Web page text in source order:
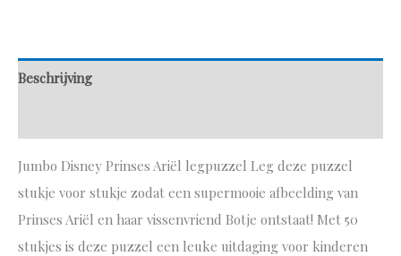
Beschrijving
Jumbo Disney Prinses Ariël legpuzzel Leg deze puzzel
stukje voor stukje zodat een supermooie afbeelding van
Prinses Ariël en haar vissenvriend Botje ontstaat! Met 50
stukjes is deze puzzel een leuke uitdaging voor kinderen